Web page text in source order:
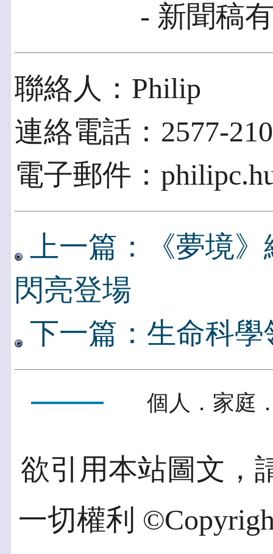
- 新聞稿
聯絡人：Philip
連絡電話：2577-
電子郵件：
上一篇：《夢境
閃亮登場
下一篇：生命科
個人．家庭
欲引用本站圖文，
一切權利